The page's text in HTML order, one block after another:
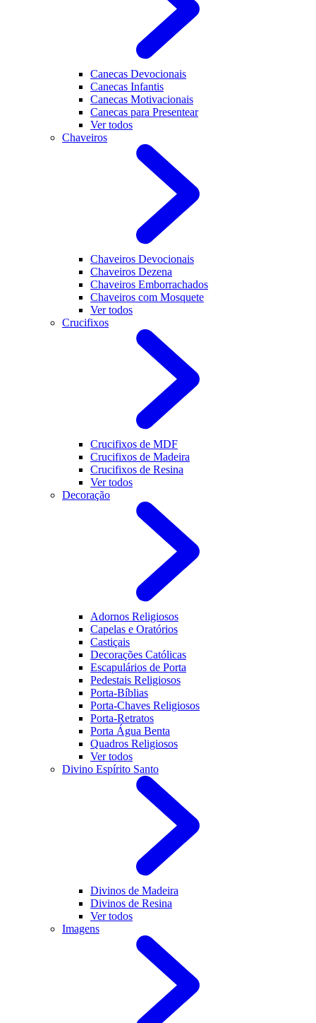
Canecas Devocionais
Canecas Infantis
Canecas Motivacionais
Canecas para Presentear
Ver todos
Chaveiros
Chaveiros Devocionais
Chaveiros Dezena
Chaveiros Emborrachados
Chaveiros com Mosquete
Ver todos
Crucifixos
Crucifixos de MDF
Crucifixos de Madeira
Crucifixos de Resina
Ver todos
Decoração
Adornos Religiosos
Capelas e Oratórios
Castiçais
Decorações Católicas
Escapulários de Porta
Pedestais Religiosos
Porta-Bíblias
Porta-Chaves Religiosos
Porta-Retratos
Porta Água Benta
Quadros Religiosos
Ver todos
Divino Espírito Santo
Divinos de Madeira
Divinos de Resina
Ver todos
Imagens